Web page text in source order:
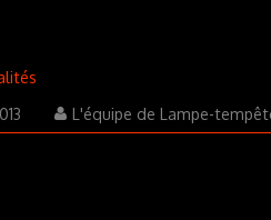
décembre
L'équipe de Lampe-